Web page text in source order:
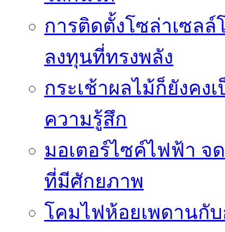
การติดตั้งโซล่าเซลล์
ลงทุนที่ทรงพลัง
กระเช้าผลไม้ก็ยังคง
ความรู้สึก
มอเตอร์ไซค์ไฟฟ้า จ
ที่มีศักยภาพ
โคมไฟห้อยเพดานกั